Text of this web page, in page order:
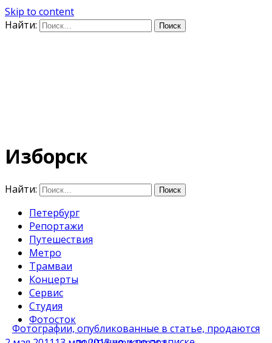
Skip to content
Найти:
Изборск
Найти:
Петербург
Репортажи
Путешествия
Метро
Трамваи
Концерты
Сервис
Студия
Фотосток
Фотографии, опубликованные в статье, продаются